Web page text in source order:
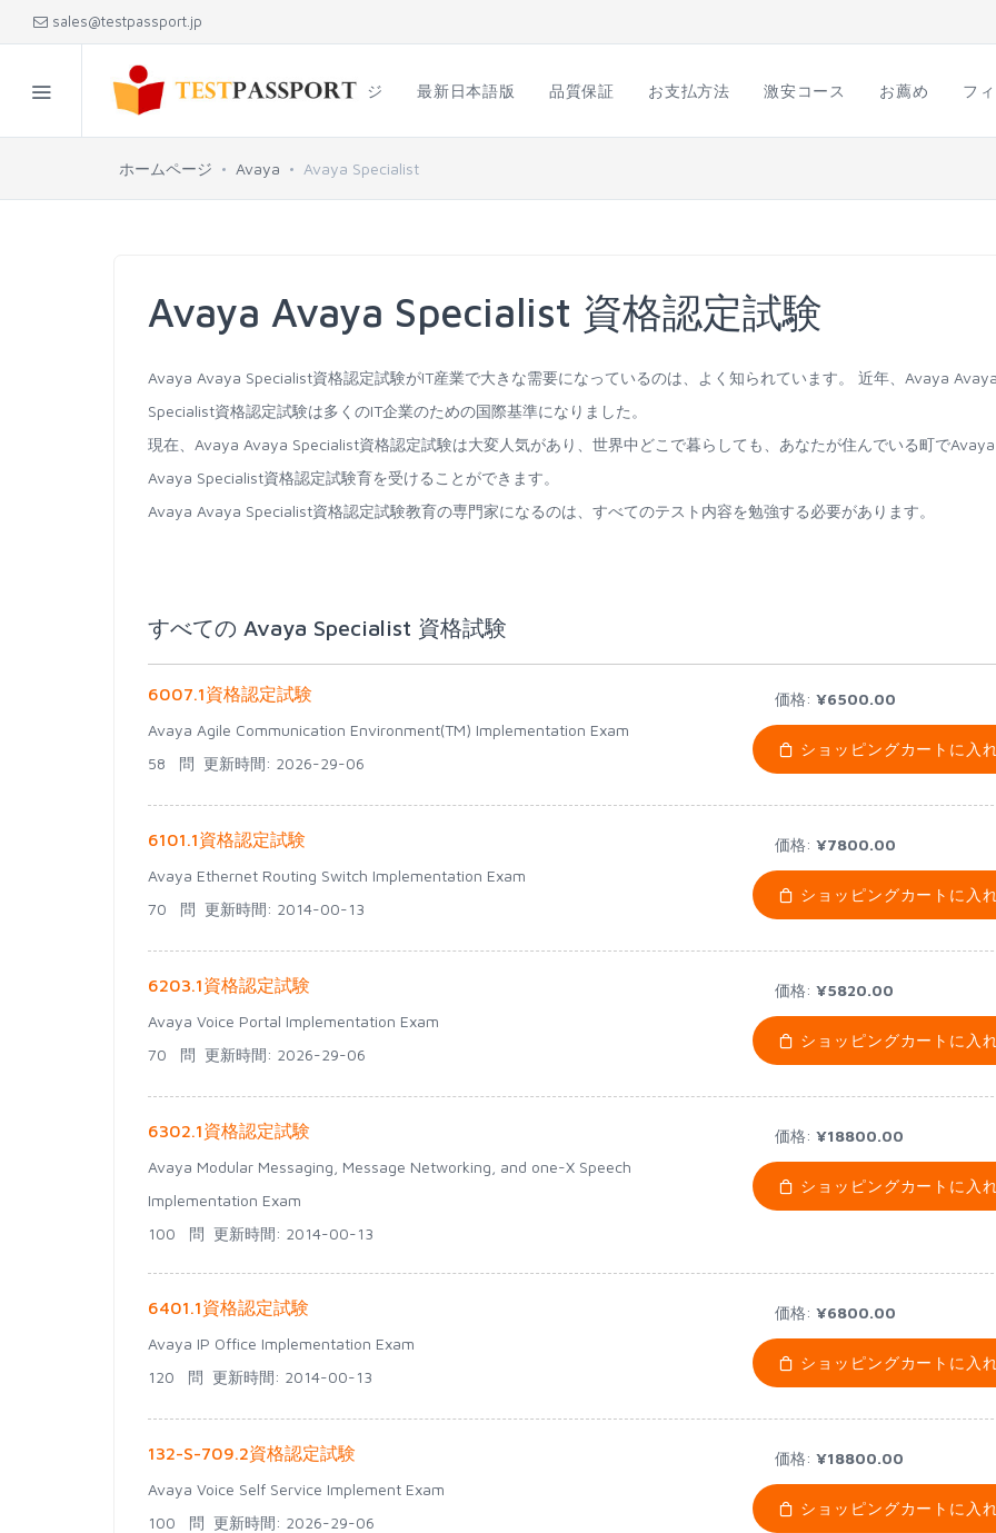
sales@testpassport.jp
ホームページ 最新日本語版 品質保証 お支払方法 激安コース お薦め フ
ホームページ Avaya Avaya Specialist
Avaya Avaya Specialist 資格認定試験
Avaya Avaya Specialist資格認定試験がIT産業で大きな需要になっているのは、よく知られています。 近年、Avaya
Specialist資格認定試験は多くのIT企業のための国際基準になりました。
現在、Avaya Avaya Specialist資格認定試験は大変人気があり、世界中どこで暮らしても、あなたが住んでいる町でAvaya
Avaya Specialist資格認定試験育を受けることができます。
Avaya Avaya Specialist資格認定試験教育の専門家になるのは、すべてのテスト内容を勉強する必要があります。
すべての Avaya Specialist 資格試験
6007.1資格認定試験
Avaya Agile Communication Environment(TM) Implementation Exam
58 問 更新時間: 2026-29-06
価格: ¥6500.00
ショッピングカートに入
6101.1資格認定試験
Avaya Ethernet Routing Switch Implementation Exam
70 問 更新時間: 2014-00-13
価格: ¥7800.00
ショッピングカートに入
6203.1資格認定試験
Avaya Voice Portal Implementation Exam
70 問 更新時間: 2026-29-06
価格: ¥5820.00
ショッピングカートに入
6302.1資格認定試験
Avaya Modular Messaging, Message Networking, and one-X Speech
Implementation Exam
100 問 更新時間: 2014-00-13
価格: ¥18800.00
ショッピングカートに入
6401.1資格認定試験
Avaya IP Office Implementation Exam
120 問 更新時間: 2014-00-13
価格: ¥6800.00
ショッピングカートに入
132-S-709.2資格認定試験
Avaya Voice Self Service Implement Exam
100 問 更新時間: 2026-29-06
価格: ¥18800.00
ショッピングカートに入